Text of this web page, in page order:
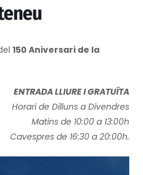
150 Aniversari de la
ENTRADA LLIURE I GRATUÏTA
Horari de Dilluns a Divendres
Matins de 10:00 a 13:00h
Cavespres de 16:30 a 20:00h.